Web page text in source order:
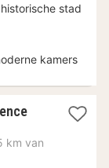
stad
kamers
1
vanaf
km van